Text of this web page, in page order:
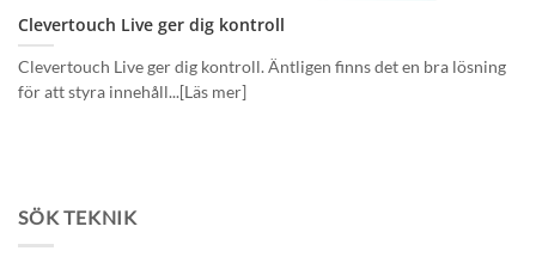
Clevertouch Live ger dig kontroll
Clevertouch Live ger dig kontroll. Äntligen finns det en bra lösning
för att styra innehåll...[Läs mer]
SÖK TEKNIK